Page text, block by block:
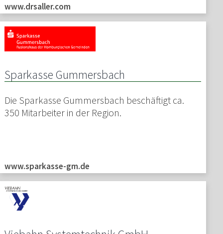
www.drsaller.com
Sparkasse Gummersbach
Die Sparkasse Gummersbach beschäftigt ca.
350 Mitarbeiter in der Region.
www.sparkasse-gm.de